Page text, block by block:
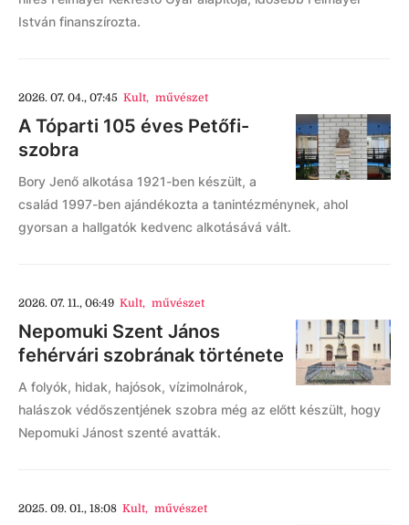
István finanszírozta.
2026. 07. 04., 07:45 Kult, művészet
A Tóparti 105 éves Petőfi-
szobra
Bory Jenő alkotása 1921-ben készült, a
család 1997-ben ajándékozta a tanintézménynek, ahol
gyorsan a hallgatók kedvenc alkotásává vált.
2026. 07. 11., 06:49 Kult, művészet
Nepomuki Szent János
fehérvári szobrának története
A folyók, hidak, hajósok, vízimolnárok,
halászok védőszentjének szobra még az előtt készült, hogy
Nepomuki Jánost szenté avatták.
2025. 09. 01., 18:08 Kult, művészet